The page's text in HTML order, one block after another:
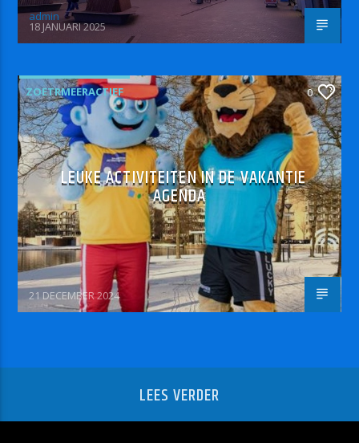
admin
18 JANUARI 2025
ZOETRMEERACTIEF 0
LEUKE ACTIVITEITEN IN DE VAKANTIE
AGENDA
21 DECEMBER 2024
LEES VERDER